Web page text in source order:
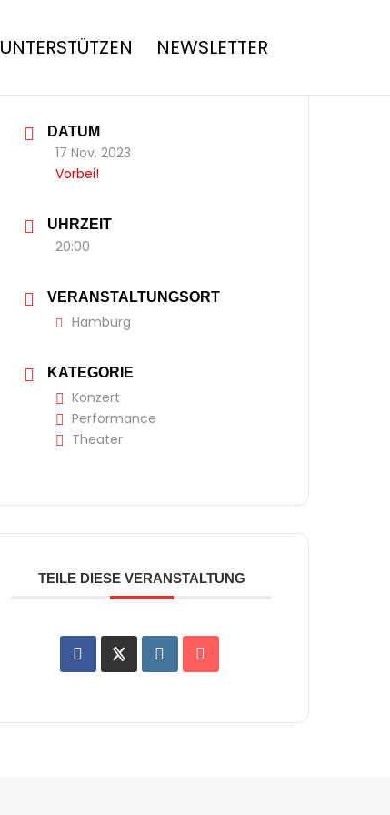
UNTERSTÜTZEN NEWSLETTER
DATUM
17 Nov. 2023
Vorbei!
UHRZEIT
20:00
VERANSTALTUNGSORT
Hamburg
KATEGORIE
Konzert
Performance
Theater
TEILE DIESE VERANSTALTUNG